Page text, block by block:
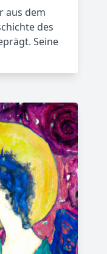
aus dem
des
Seine